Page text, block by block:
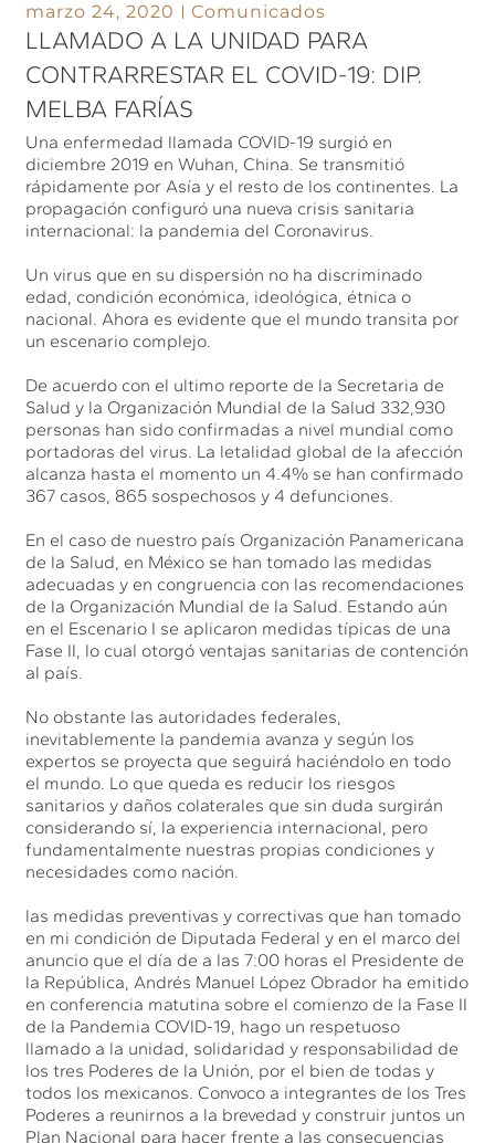
marzo 24, 2020 Comunicados
LLAMADO A LA UNIDAD PARA
CONTRARRESTAR EL COVID-19: DIP.
MELBA FARÍAS
Una enfermedad llamada COVID-19 surgió en
diciembre 2019 en Wuhan, China. Se transmitió
rápidamente por Asía y el resto de los continentes. La
propagación configuró una nueva crisis sanitaria
internacional: la pandemia del Coronavirus.
Un virus que en su dispersión no ha discriminado
edad, condición económica, ideológica, étnica o
nacional. Ahora es evidente que el mundo transita por
un escenario complejo.
De acuerdo con el ultimo reporte de la Secretaria de
Salud y la Organización Mundial de la Salud 332,930
personas han sido confirmadas a nivel mundial como
portadoras del virus. La letalidad global de la afección
alcanza hasta el momento un 4.4% se han confirmado
367 casos, 865 sospechosos y 4 defunciones.
En el caso de nuestro país Organización Panamericana
de la Salud, en México se han tomado las medidas
adecuadas y en congruencia con las recomendaciones
de la Organización Mundial de la Salud. Estando aún
en el Escenario I se aplicaron medidas típicas de una
Fase II, lo cual otorgó ventajas sanitarias de contención
al país.
No obstante las autoridades federales,
inevitablemente la pandemia avanza y según los
expertos se proyecta que seguirá haciéndolo en todo
el mundo. Lo que queda es reducir los riesgos
sanitarios y daños colaterales que sin duda surgirán
considerando sí, la experiencia internacional, pero
fundamentalmente nuestras propias condiciones y
necesidades como nación.
las medidas preventivas y correctivas que han tomado
en mi condición de Diputada Federal y en el marco del
anuncio que el día de a las 7:00 horas el Presidente de
la República, Andrés Manuel López Obrador ha emitido
en conferencia matutina sobre el comienzo de la Fase II
de la Pandemia COVID-19, hago un respetuoso
llamado a la unidad, solidaridad y responsabilidad de
los tres Poderes de la Unión, por el bien de todas y
todos los mexicanos. Convoco a integrantes de los Tres
Poderes a reunirnos a la brevedad y construir juntos un
Plan Nacional para hacer frente a las consecuencias